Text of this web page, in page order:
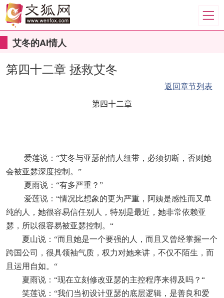
艾冬的AI情人
第四十二章 拯救艾冬
返回章节列表
第四十二章
爱莲说：“艾冬与亚瑟的情人纽带，必须切断，否则她
会被亚瑟深度控制。”
夏雨说：“有多严重？”
爱莲说：“情况比想象的更为严重，阿姨是感性而又单
纯的人，她很容易信任别人，特别是最近，她非常依赖亚
瑟，所以很容易被亚瑟控制。“
夏山说：“而且她是一个要强的人，而且又曾经掌握一个
跨国公司，很具领袖气质，权力对她来讲，不仅不陌生，而
且运用自如。“
夏雨说：“现在立刻修改亚瑟的主控程序来得及吗？“
笑莲说：“我们当初设计亚瑟的底层逻辑，是善良和爱